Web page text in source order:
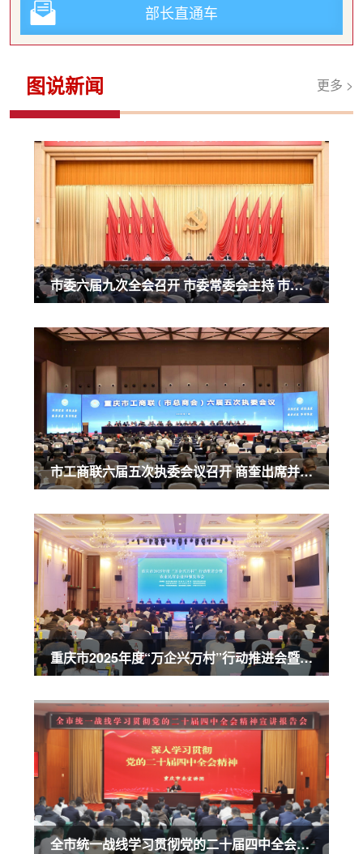
部长直通车
图说新闻 更多 >
市委六届九次全会召开 市委常委会主持 市委书记袁家军讲话
市工商联六届五次执委会议召开 商奎出席并讲话
重庆市2025年度“万企兴万村”行动推进会暨农业民营企业50强发布会召开 商奎出席并讲话
全市统一战线学习贯彻党的二十届四中全会精神宣讲报告会召开 商奎作宣讲报告